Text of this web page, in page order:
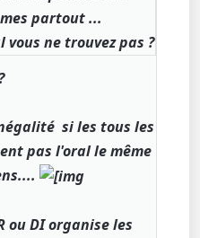
partout ...
ne trouvez pas ?
si les tous les
pas l'oral le même
ou DI organise les